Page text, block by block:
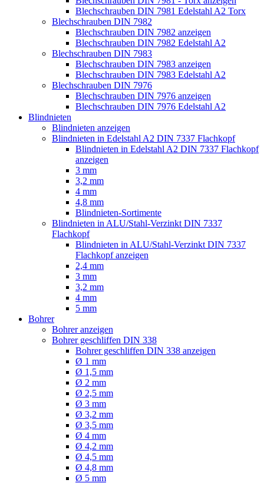
Blechschrauben DIN 7981 Edelstahl A2 Torx
Blechschrauben DIN 7982
Blechschrauben DIN 7982 anzeigen
Blechschrauben DIN 7982 Edelstahl A2
Blechschrauben DIN 7983
Blechschrauben DIN 7983 anzeigen
Blechschrauben DIN 7983 Edelstahl A2
Blechschrauben DIN 7976
Blechschrauben DIN 7976 anzeigen
Blechschrauben DIN 7976 Edelstahl A2
Blindnieten
Blindnieten anzeigen
Blindnieten in Edelstahl A2 DIN 7337 Flachkopf
Blindnieten in Edelstahl A2 DIN 7337 Flachkopf
anzeigen
3 mm
3,2 mm
4 mm
4,8 mm
Blindnieten-Sortimente
Blindnieten in ALU/Stahl-Verzinkt DIN 7337
Flachkopf
Blindnieten in ALU/Stahl-Verzinkt DIN 7337
Flachkopf anzeigen
2,4 mm
3 mm
3,2 mm
4 mm
5 mm
Bohrer
Bohrer anzeigen
Bohrer geschliffen DIN 338
Bohrer geschliffen DIN 338 anzeigen
Ø 1 mm
Ø 1,5 mm
Ø 2 mm
Ø 2,5 mm
Ø 3 mm
Ø 3,2 mm
Ø 3,5 mm
Ø 4 mm
Ø 4,2 mm
Ø 4,5 mm
Ø 4,8 mm
Ø 5 mm